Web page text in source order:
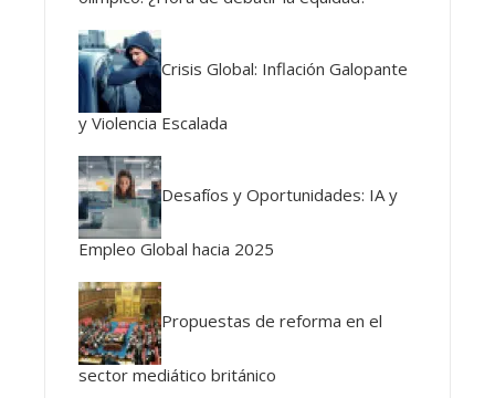
Crisis Global: Inflación Galopante
y Violencia Escalada
Desafíos y Oportunidades: IA y
Empleo Global hacia 2025
Propuestas de reforma en el
sector mediático británico